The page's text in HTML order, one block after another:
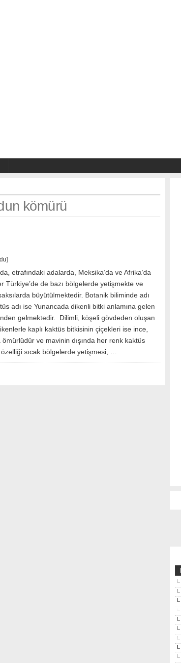
kömürü
etrafındaki adalarda, Meksika’da ve Afrika’da
Türkiye’de de bazı bölgelerde yetişmekte ve
büyütülmektedir. Botanik biliminde adı
adı ise Yunancada dikenli bitki anlamına gelen
gelmektedir. Dilimli, köşeli gövdeden oluşan
kaplı kaktüs bitkisinin çiçekleri ise ince,
ömürlüdür ve mavinin dışında her renk kaktüs
sıcak bölgelerde yetişmesi, …